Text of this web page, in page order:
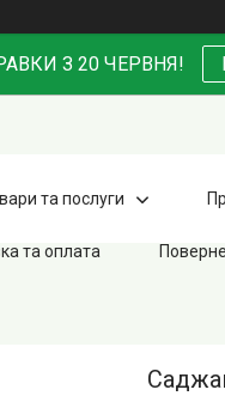
З 20 ЧЕРВНЯ!
та послуги
та оплата